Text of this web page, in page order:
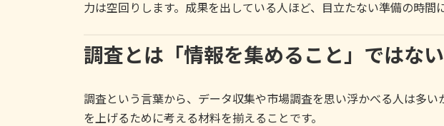
力は空回りします。成果を出している人ほど、目立たない準備の時間
調査とは「情報を集めること」ではない
調査という言葉から、データ収集や市場調査を思い浮かべる人は多
を上げるために考える材料を揃えることです。